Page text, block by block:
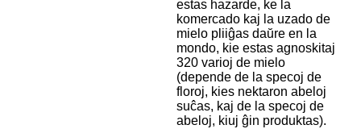
estas hazarde, ke la
komercado kaj la uzado de
mielo pliiĝas daŭre en la
mondo, kie estas agnoskitaj
320 varioj de mielo
(depende de la specoj de
floroj, kies nektaron abeloj
suĉas, kaj de la specoj de
abeloj, kiuj ĝin produktas).